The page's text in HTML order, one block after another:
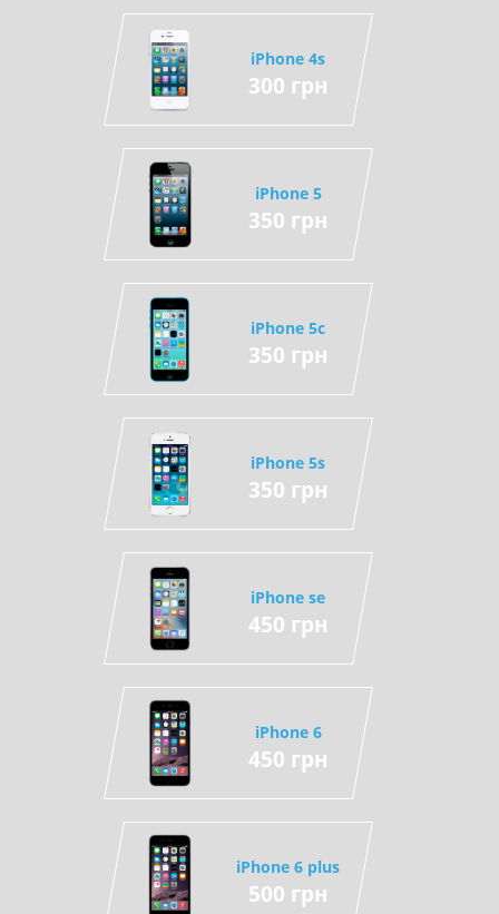
iPhone 4s
300 грн
iPhone 5
350 грн
iPhone 5c
350 грн
iPhone 5s
350 грн
iPhone se
450 грн
iPhone 6
450 грн
iPhone 6 plus
500 грн